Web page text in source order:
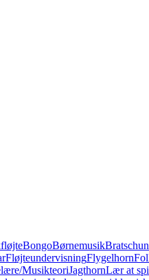
BongoBørnemusik
FløjteundervisningFlygelhorn
MusikteoriJagthornLær at